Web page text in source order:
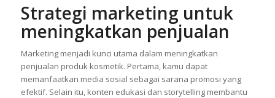
Strategi marketing untuk
meningkatkan penjualan
Marketing menjadi kunci utama dalam meningkatkan
penjualan produk kosmetik. Pertama, kamu dapat
memanfaatkan media sosial sebagai sarana promosi yang
efektif. Selain itu, konten edukasi dan storytelling membantu